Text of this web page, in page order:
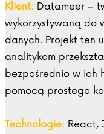
Klient: Datameer –
wykorzystywaną do
danych. Projekt ten
analitykom
bezpośrednio w ich
pomocą prostego
Technologie: React,